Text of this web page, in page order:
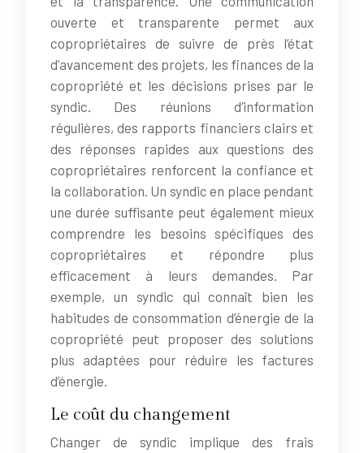
ouverte et transparente permet aux
copropriétaires de suivre de près l’état
d’avancement des projets, les finances de la
copropriété et les décisions prises par le
syndic. Des réunions d’information
régulières, des rapports financiers clairs et
des réponses rapides aux questions des
copropriétaires renforcent la confiance et
la collaboration. Un syndic en place pendant
une durée suffisante peut également mieux
comprendre les besoins spécifiques des
copropriétaires et répondre plus
efficacement à leurs demandes. Par
exemple, un syndic qui connaît bien les
habitudes de consommation d’énergie de la
copropriété peut proposer des solutions
plus adaptées pour réduire les factures
d’énergie.
Le coût du changement
Changer de syndic implique des frais